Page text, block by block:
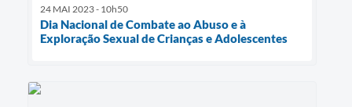
24 MAI 2023 - 10h50
Dia Nacional de Combate ao Abuso e à
Exploração Sexual de Crianças e Adolescentes